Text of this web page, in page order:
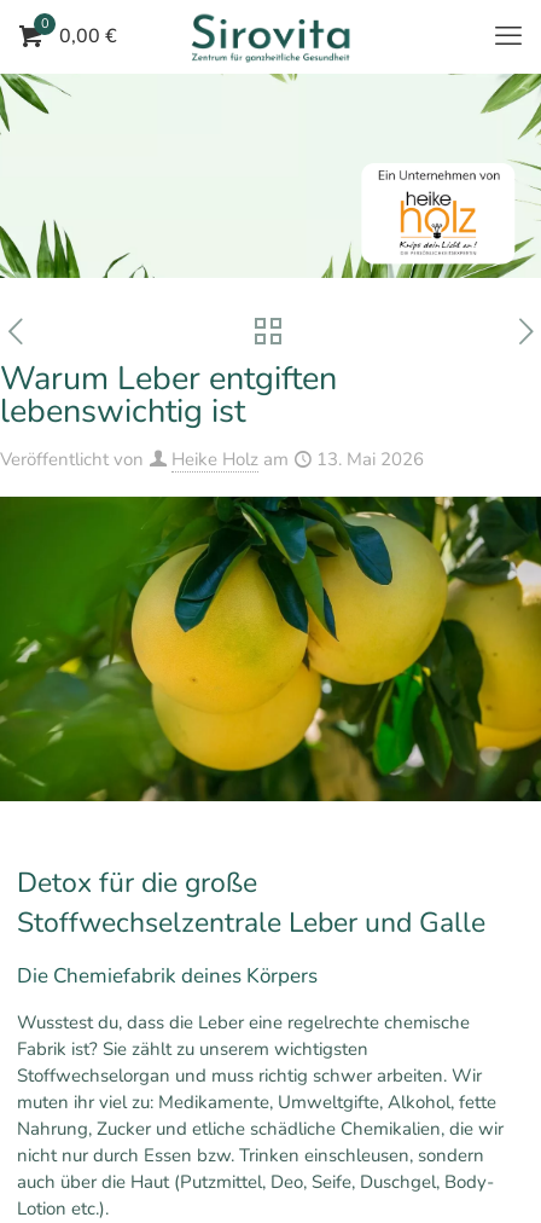
0 0,00 €
Warum Leber entgiften
lebenswichtig ist
Veröffentlicht von Heike Holz am 13. Mai 2026
Detox für die große
Stoffwechselzentrale Leber und Galle
Die Chemiefabrik deines Körpers
Wusstest du, dass die Leber eine regelrechte chemische
Fabrik ist? Sie zählt zu unserem wichtigsten
Stoffwechselorgan und muss richtig schwer arbeiten. Wir
muten ihr viel zu: Medikamente, Umweltgifte, Alkohol, fette
Nahrung, Zucker und etliche schädliche Chemikalien, die wir
nicht nur durch Essen bzw. Trinken einschleusen, sondern
auch über die Haut (Putzmittel, Deo, Seife, Duschgel, Body-
Lotion etc.).